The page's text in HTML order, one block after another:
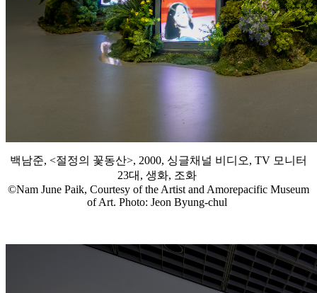
백남준, <절정의 꽃동산>, 2000, 싱글채널 비디오, TV 모니터
23대, 생화, 조화
©Nam June Paik, Courtesy of the Artist and Amorepacific Museum
of Art. Photo: Jeon Byung-chul